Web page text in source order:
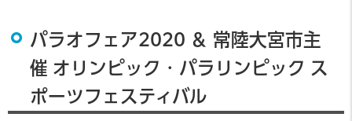
パラオフェア2020 ＆ 常陸大宮市主
催 オリンピック・パラリンピック ス
ポーツフェスティバル